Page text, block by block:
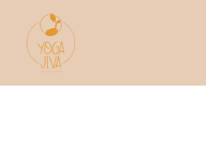
content